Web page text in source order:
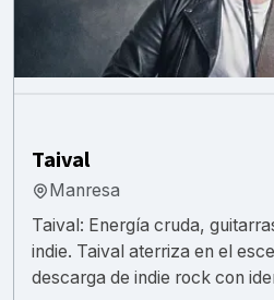
Taival
Manresa
Taival: Energía cruda,
indie. Taival aterriza en el
descarga de indie rock con